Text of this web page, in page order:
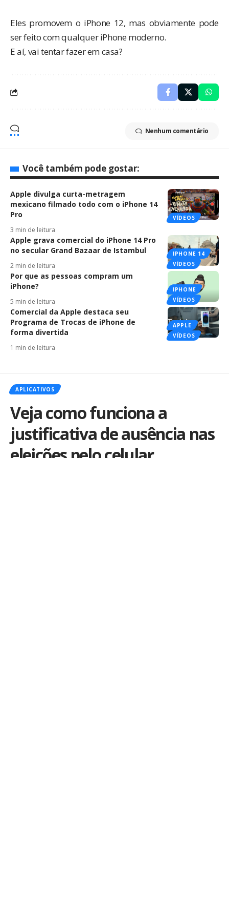
Eles promovem o iPhone 12, mas obviamente pode
ser feito com qualquer iPhone moderno.
E aí, vai tentar fazer em casa?
Nenhum comentário
Você também pode gostar:
VÍDEOS
Apple divulga curta-metragem
mexicano filmado todo com o iPhone 14
Pro
3 min de leitura
IPHONE 14
VÍDEOS
Apple grava comercial do iPhone 14 Pro
no secular Grand Bazaar de Istambul
2 min de leitura
IPHONE
VÍDEOS
Por que as pessoas compram um
iPhone?
5 min de leitura
APPLE
VÍDEOS
Comercial da Apple destaca seu
Programa de Trocas de iPhone de
forma divertida
1 min de leitura
APLICATIVOS
Veja como funciona a
justificativa de ausência nas
eleições pelo celular